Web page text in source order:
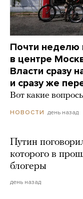
Почти неделю
в центре
Власти сразу
и сразу же
Вот какие
НОВОСТИ день назад
Путин
которого в
блогеры
день назад